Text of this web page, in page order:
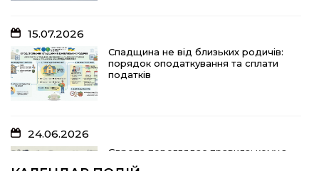
10.07.2026
«Юрасику, моє серце кричить і
болить…»
05.07.2026
15.07.2026
Спадщина не від близьких родичів:
порядок оподаткування та сплати
податків
24.06.2026
Європа переглядає правила: кому з
українських біженців можуть